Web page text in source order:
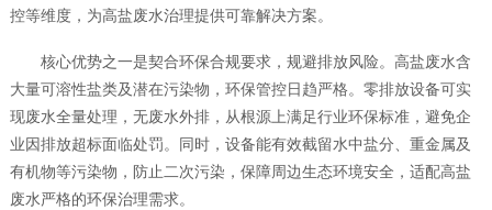
控等维度，为高盐废水治理提供可靠解决方案。
核心优势之一是契合环保合规要求，规避排放风险。高盐废水含
大量可溶性盐类及潜在污染物，环保管控日趋严格。零排放设备可实
现废水全量处理，无废水外排，从根源上满足行业环保标准，避免企
业因排放超标面临处罚。同时，设备能有效截留水中盐分、重金属及
有机物等污染物，防止二次污染，保障周边生态环境安全，适配高盐
废水严格的环保治理需求。